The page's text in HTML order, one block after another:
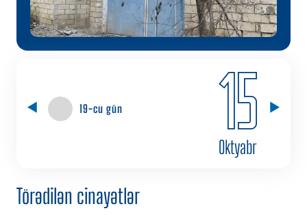
19-cu gün 15
Oktyabr
Törədilən cinayətlər